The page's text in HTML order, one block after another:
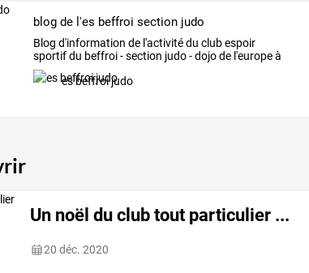
blog de l'es beffroi section judo
Blog d'information del'activitédu clubespoir
sportifdu beffroi-section judo-dojodel'europeà
Tours
es beffroi judo
Un noël du club tout particulier ...
20 déc. 2020